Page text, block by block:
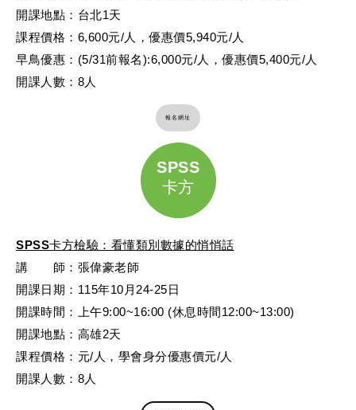
開課地點：台北1天
課程價格：6,600元/人，優惠價5,940元/人
早鳥優惠：(5/31前報名):6,000元/人，優惠價5,400元/人
開課人數：8人
報名網址
SPSS
卡方
SPSS卡方檢驗：看懂類別數據的悄悄話
講 師：張偉豪老師
開課日期：115年10月24-25日
開課時間：上午9:00~16:00 (休息時間12:00~13:00)
開課地點：高雄2天
課程價格：元/人，學會身分優惠價元/人
開課人數：8人